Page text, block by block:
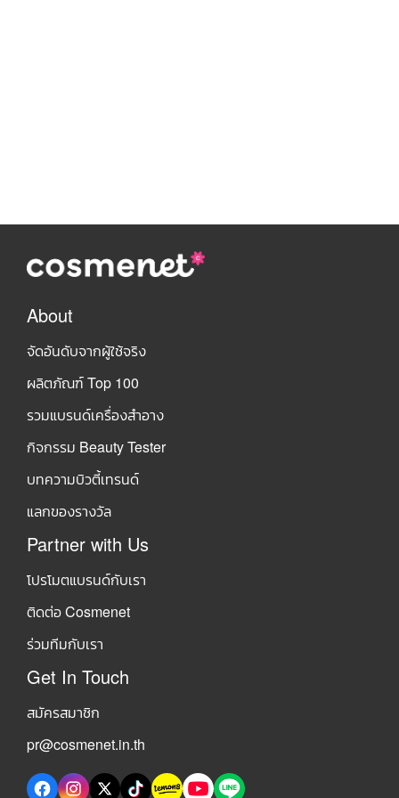
About
จัดอันดับจากผู้ใช้จริง
ผลิตภัณฑ์ Top 100
รวมแบรนด์เครื่องสำอาง
กิจกรรม Beauty Tester
บทความบิวตี้เทรนด์
แลกของรางวัล
Partner with Us
โปรโมตแบรนด์กับเรา
ติดต่อ Cosmenet
ร่วมทีมกับเรา
Get In Touch
สมัครสมาชิก
pr@cosmenet.in.th